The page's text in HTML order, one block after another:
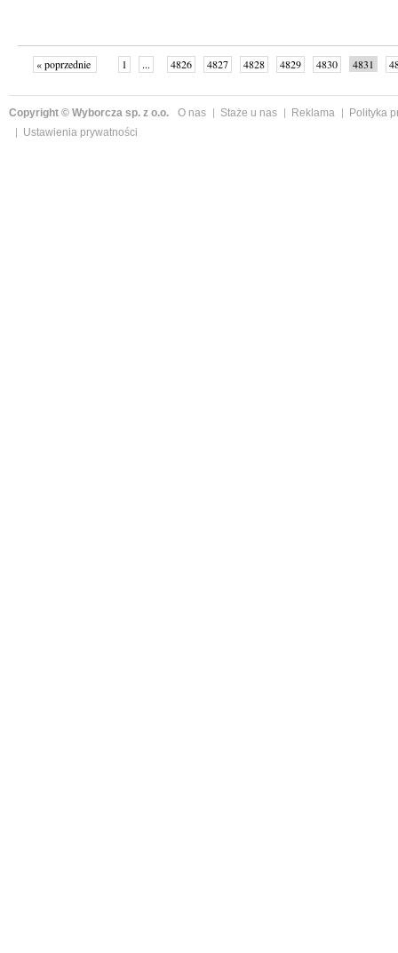
« poprzednie 1 ... 4826 4827 4828 4829 4830 4831
Copyright © Wyborcza sp. z o.o. O nas Staże u nas Reklama
Polityka
Ustawienia prywatności